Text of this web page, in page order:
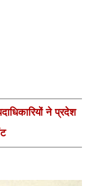
ने प्रदेश